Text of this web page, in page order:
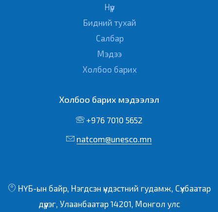
Нүүр
Бидний тухай
Салбар
Мэдээ
Холбоо барих
Холбоо барих мэдээлэл
+976 7010 5652
natcom@unesco.mn
НҮБ-ын байр, Нэгдсэн үндэстний гудамж, Сүхбаатар
дүүрэг, Улаанбаатар 14201, Монгол улс